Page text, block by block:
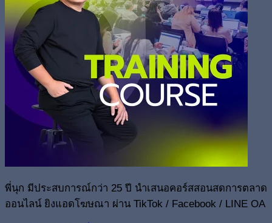
พี่นุก มีประสบการณ์กว่า 25 ปี นำเสนอคอร์สสอนสดการตลาด
ออนไลน์ ยิงแอดโฆษณา ผ่าน TikTok / Facebook / LINE OA